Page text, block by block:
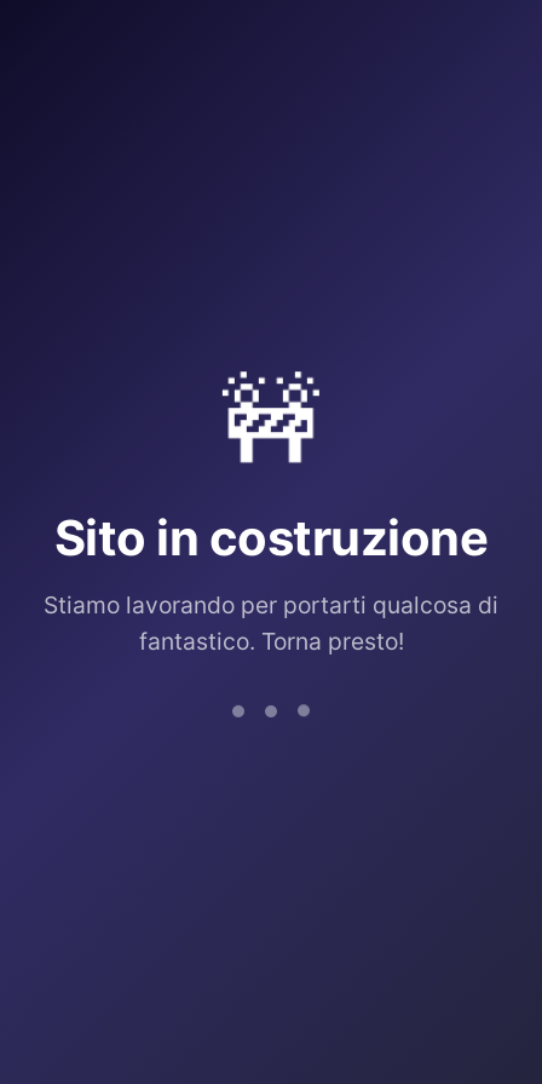
🚧
Sito in costruzione
Stiamo lavorando per portarti qualcosa di
fantastico. Torna presto!